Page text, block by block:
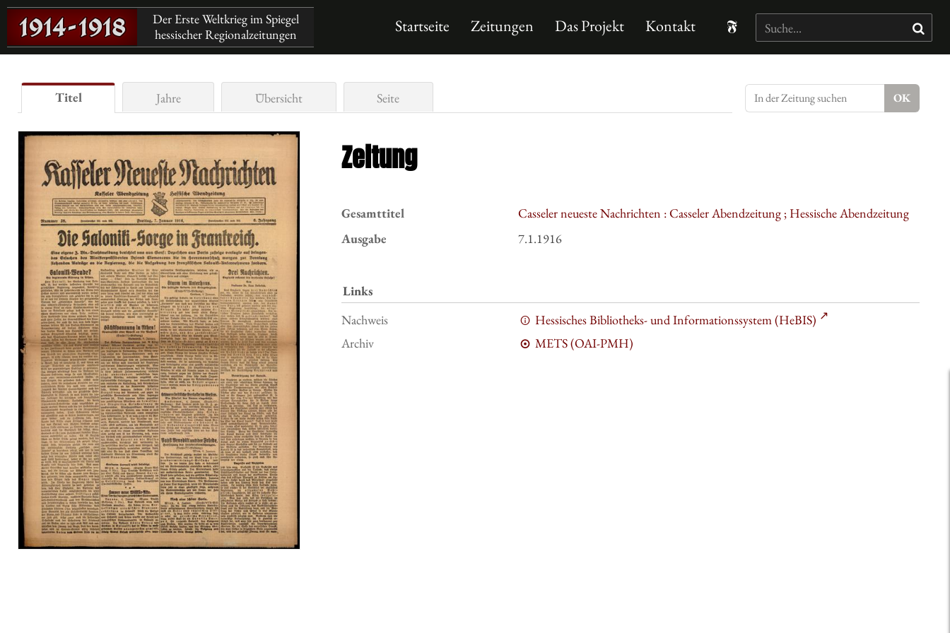
Der Erste Weltkrieg im Spiegel
hessischer Regionalzeitungen
Startseite Zeitungen Das Projekt Kontakt
Titel Jahre Übersicht Seite
Zeitung
Gesamttitel
Casseler neueste Nachrichten : Casseler Abendzeitung ; Hessische Abendzeitung
Ausgabe
7.1.1916
Links
Nachweis
Hessisches Bibliotheks- und Informationssystem (HeBIS)
Archiv
METS (OAI-PMH)